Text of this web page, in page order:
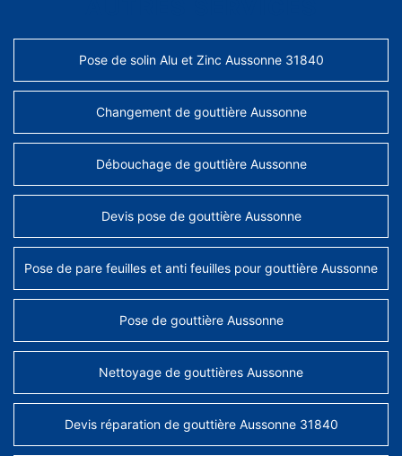
Pose de solin Alu et Zinc Aussonne 31840
Changement de gouttière Aussonne
Débouchage de gouttière Aussonne
Devis pose de gouttière Aussonne
Pose de pare feuilles et anti feuilles pour gouttière Aussonne
Pose de gouttière Aussonne
Nettoyage de gouttières Aussonne
Devis réparation de gouttière Aussonne 31840